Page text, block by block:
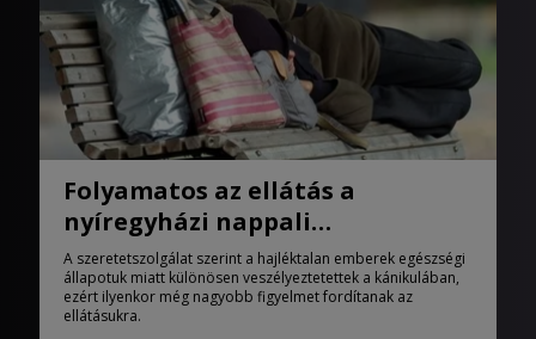
Folyamatos az ellátás a
nyíregyházi nappali
melegedőben
A szeretetszolgálat szerint a hajléktalan emberek egészségi
állapotuk miatt különösen veszélyeztetettek a kánikulában,
ezért ilyenkor még nagyobb figyelmet fordítanak az
ellátásukra.